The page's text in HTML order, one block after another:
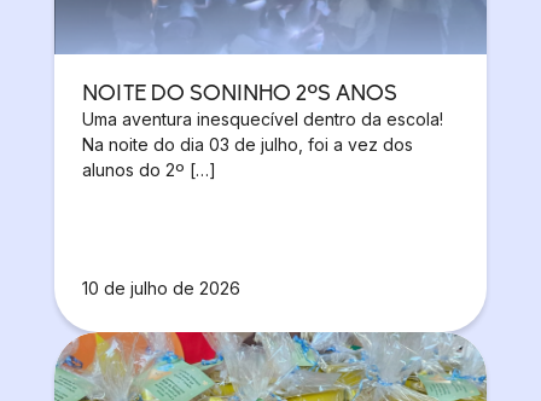
NOITE DO SONINHO 2ºS ANOS
Uma aventura inesquecível dentro da escola!
Na noite do dia 03 de julho, foi a vez dos
alunos do 2º […]
10 de julho de 2026